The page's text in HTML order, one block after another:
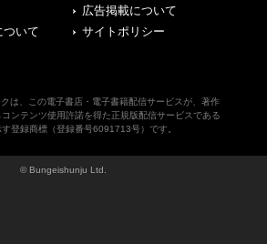
広告掲載について
ついて
サイトポリシー
は、この電子書店・電子書籍配信サービスが、著作
ンテンツ使用許諾を得た正規版配信サービスである
す登録商標（登録番号6091713号）です。
© Bungeishunju Ltd.